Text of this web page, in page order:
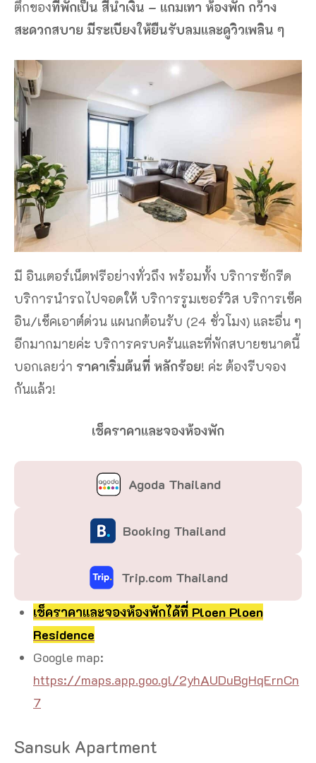
ตึกของที่พักเป็น สีน้ำเงิน – แกมเทา ห้องพัก กว้าง
สะดวกสบาย มีระเบียงให้ยืนรับลมและดูวิวเพลิน ๆ
มี อินเตอร์เน็ตฟรีอย่างทั่วถึง พร้อมทั้ง บริการซักรีด
บริการนำรถไปจอดให้ บริการรูมเซอร์วิส บริการเช็ค
อิน/เช็คเอาต์ด่วน แผนกต้อนรับ (24 ชั่วโมง) และอื่น ๆ
อีกมากมายค่ะ บริการครบครันและที่พักสบายขนาดนี้
บอกเลยว่า ราคาเริ่มต้นที่ หลักร้อย! ค่ะ ต้องรีบจอง
กันแล้ว!
เช็คราคาและจองห้องพัก
Agoda Thailand
Booking Thailand
Trip.com Thailand
เช็คราคาและจองห้องพักได้ที่ Ploen Ploen
Residence
Google map:
https://maps.app.goo.gl/2yhAUDuBgHqErnCn
7
Sansuk Apartment